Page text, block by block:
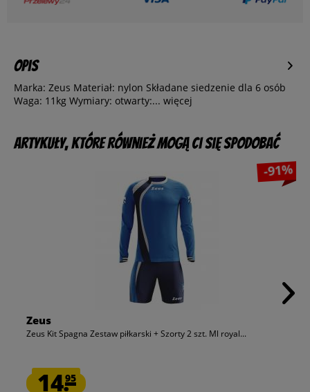
Opis
Marka: Zeus Materiał: nylon Składane siedzenie dla 6 osób
Waga: 11kg Wymiary: otwarty:... więcej
Artykuły, które również mogą Ci się spodobać
-91%
Zeus
Zeus Kit Spagna Zestaw piłkarski + Szorty 2 szt. Ml royal...
14.95